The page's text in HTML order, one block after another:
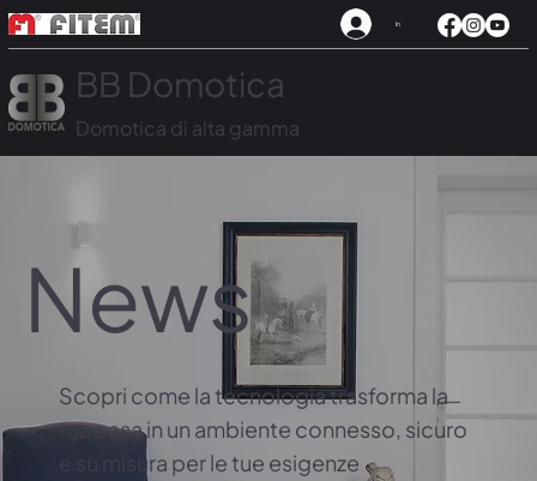
In
BB Domotica
Domotica di alta gamma
News
Scopri come la tecnologia trasforma la
tua casa in un ambiente connesso, sicuro
e su misura per le tue esigenze